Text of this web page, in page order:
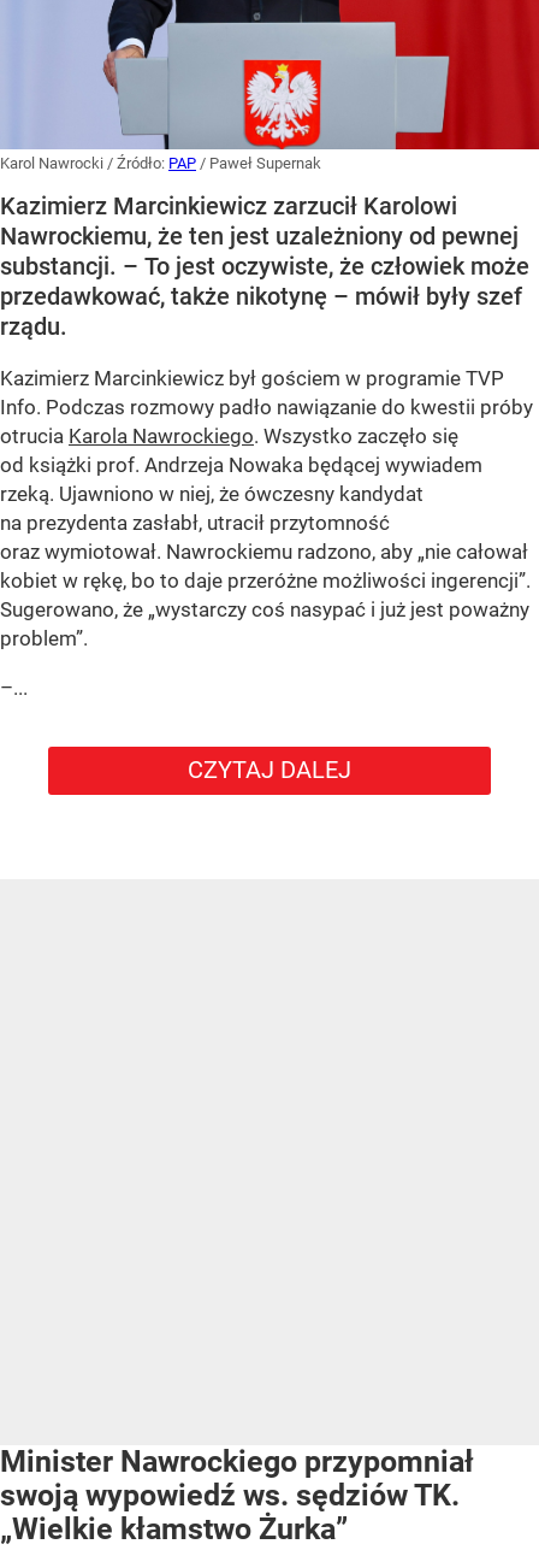
Karol Nawrocki / Źródło: PAP / Paweł Supernak
Kazimierz Marcinkiewicz zarzucił Karolowi
Nawrockiemu, że ten jest uzależniony od pewnej
substancji. – To jest oczywiste, że człowiek może
przedawkować, także nikotynę – mówił były szef
rządu.
Kazimierz Marcinkiewicz był gościem w programie TVP
Info. Podczas rozmowy padło nawiązanie do kwestii próby
otrucia Karola Nawrockiego. Wszystko zaczęło się
od książki prof. Andrzeja Nowaka będącej wywiadem
rzeką. Ujawniono w niej, że ówczesny kandydat
na prezydenta zasłabł, utracił przytomność
oraz wymiotował. Nawrockiemu radzono, aby „nie całował
kobiet w rękę, bo to daje przeróżne możliwości ingerencji”.
Sugerowano, że „wystarczy coś nasypać i już jest poważny
problem”.
–...
CZYTAJ DALEJ
Minister Nawrockiego przypomniał
swoją wypowiedź ws. sędziów TK.
„Wielkie kłamstwo Żurka”